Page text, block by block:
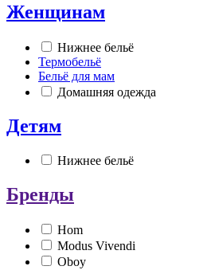
Женщинам
Нижнее бельё
Термобельё
Бельё для мам
Домашняя одежда
Детям
Нижнее бельё
Бренды
Hom
Modus Vivendi
Oboy